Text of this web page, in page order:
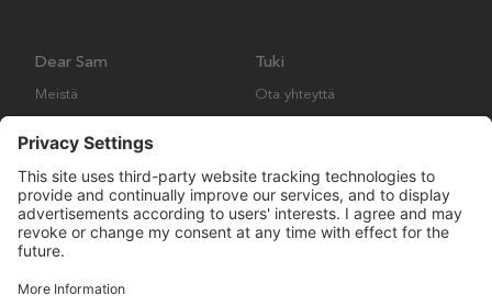
Dear Sam
Meistä
Tuki
Ota yhteyttä
Palautukset ja vaatimukset